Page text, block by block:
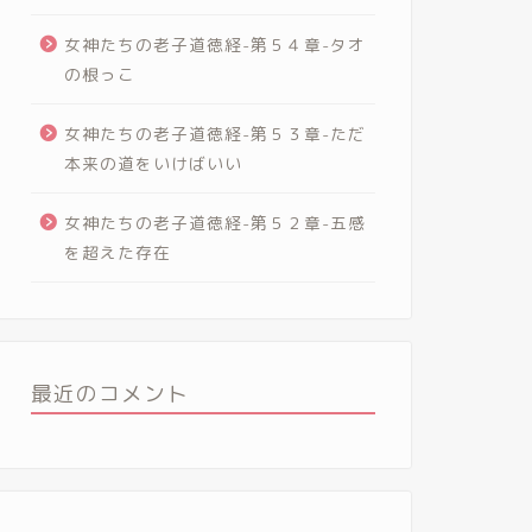
女神たちの老子道徳経-第５４章-タオ
の根っこ
女神たちの老子道徳経-第５３章-ただ
本来の道をいけばいい
女神たちの老子道徳経-第５２章-五感
を超えた存在
最近のコメント